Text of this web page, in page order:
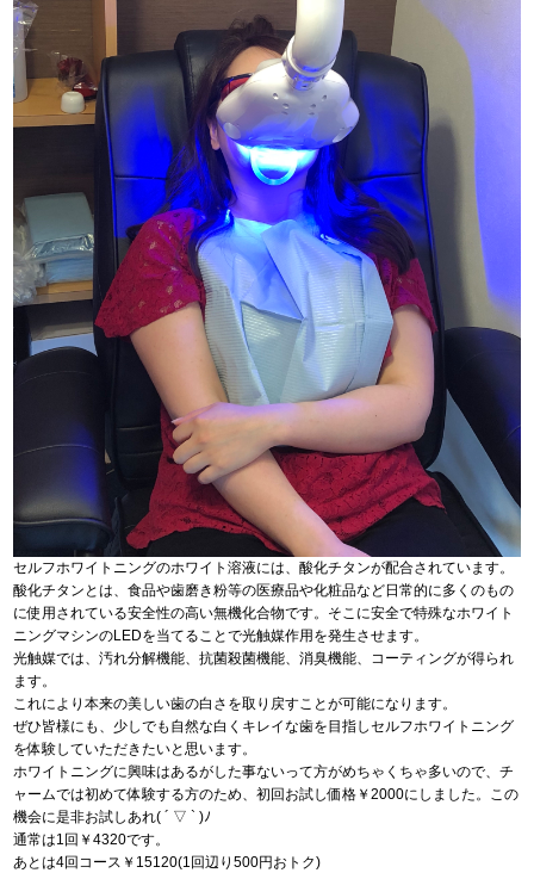
セルフホワイトニングのホワイト溶液には、酸化チタンが配合されています。
酸化チタンとは、食品や歯磨き粉等の医療品や化粧品など日常的に多くのもの
に使用されている安全性の高い無機化合物です。そこに安全で特殊なホワイト
ニングマシンのLEDを当てることで光触媒作用を発生させます。
光触媒では、汚れ分解機能、抗菌殺菌機能、消臭機能、コーティングが得られ
ます。
これにより本来の美しい歯の白さを取り戻すことが可能になります。
ぜひ皆様にも、少しでも自然な白くキレイな歯を目指しセルフホワイトニング
を体験していただきたいと思います。
ホワイトニングに興味はあるがした事ないって方がめちゃくちゃ多いので、チ
ャームでは初めて体験する方のため、初回お試し価格￥2000にしました。この
機会に是非お試しあれ( ´ ▽ ` )ﾉ
通常は1回￥4320です。
あとは4回コース￥15120(1回辺り500円おトク)